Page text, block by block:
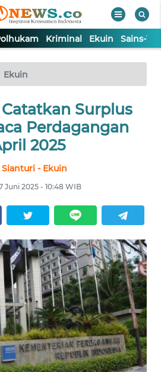
Kriminal Ekuin Sains-
Ekuin
Surplus
Perdagangan
2025
Sianturi - Ekuin
Juni 2025 - 10:48 WIB